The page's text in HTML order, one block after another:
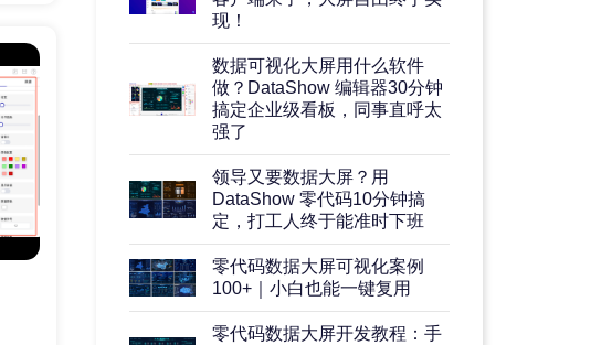
现！
数据可视化大屏用什么软件
做？DataShow 编辑器30分钟
搞定企业级看板，同事直呼太
强了
领导又要数据大屏？用
DataShow 零代码10分钟搞
定，打工人终于能准时下班
零代码数据大屏可视化案例
100+｜小白也能一键复用
零代码数据大屏开发教程：手